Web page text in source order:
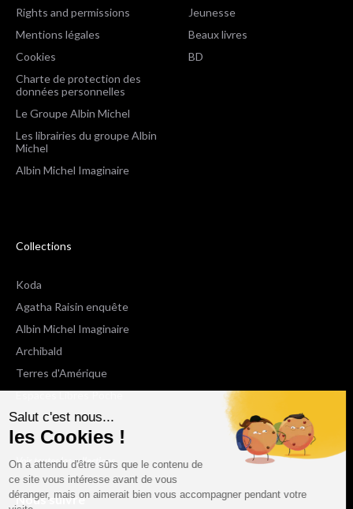
Salut c'est nous...
les Cookies !
On a attendu d'être sûrs que le contenu de
ce site vous intéresse avant de vous
déranger, mais on aimerait bien vous accompagner pendant votre
Rights and permissions
Mentions légales
Cookies
Charte de protection des
données personnelles
Le Groupe Albin Michel
Les librairies du groupe Albin
Michel
Albin Michel Imaginaire
Jeunesse
Beaux livres
BD
Collections
Koda
Agatha Raisin enquête
Albin Michel Imaginaire
Archibald
Terres d'Amérique
Espaces Libres Poche
NOX
Wiz
Voir toutes les collections
Nous suivre